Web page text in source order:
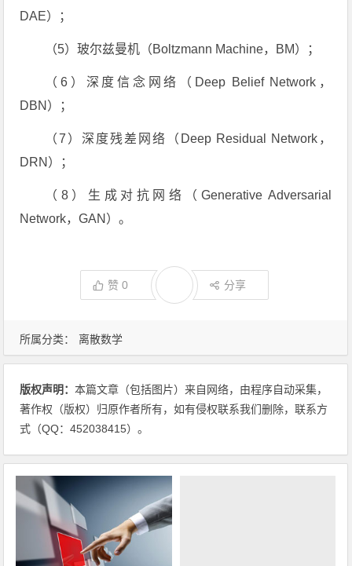
DAE）；
（5）玻尔兹曼机（Boltzmann Machine，BM）；
（6）深度信念网络（Deep Belief Network，
DBN）；
（7）深度残差网络（Deep Residual Network，
DRN）；
（8）生成对抗网络（Generative Adversarial
Network，GAN）。
赞0 分享
所属分类： 离散数学
版权声明：本篇文章（包括图片）来自网络，由程序自动采集，
著作权（版权）归原作者所有，如有侵权联系我们删除，联系方
式（QQ：452038415）。